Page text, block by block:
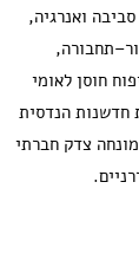
ואנרגיה,
חוסן לאומי
חדשנות הנדסית
צדק חברתי